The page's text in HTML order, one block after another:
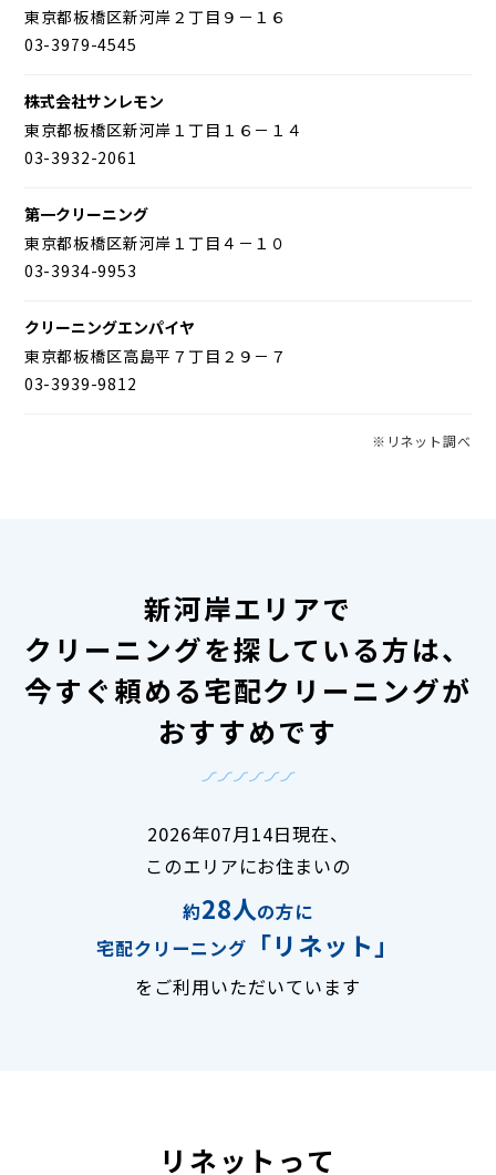
東京都板橋区新河岸２丁目９－１６
03-3979-4545
株式会社サンレモン
東京都板橋区新河岸１丁目１６－１４
03-3932-2061
第一クリーニング
東京都板橋区新河岸１丁目４－１０
03-3934-9953
クリーニングエンパイヤ
東京都板橋区高島平７丁目２９－７
03-3939-9812
※リネット調べ
新河岸エリアで
クリーニングを探している方は、
今すぐ頼める宅配クリーニングが
おすすめです
2026年07月14日現在、
このエリアにお住まいの
約28人の方に
宅配クリーニング
「リネット」
をご利用いただいています
リネットって